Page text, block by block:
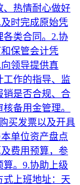
、热情耐心做好
时完成原始凭
类合同。2.协
保管会计凭
领导提供真
工作的指导、监
销是否合规、合
备用金管理。
买发票以及开具
单位资产盘点
费用预算，参
。9.协助上级
式上班地址：天